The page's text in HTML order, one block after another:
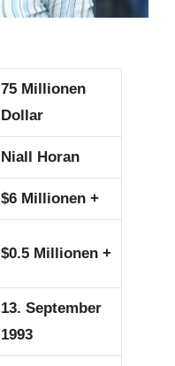
75 Millionen
Dollar
Niall Horan
$6 Millionen +
$0.5 Millionen +
13. September
1993